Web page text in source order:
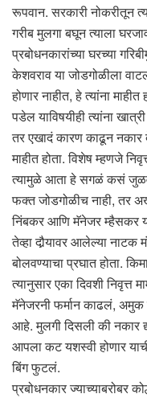
रूपवान. सरकारी नोकरीतून
गरीब मुलगा बघून त्याला
प्रबोधनकारांच्या घरच्या
केशवराव या जोडगोळीला
होणार नाहीत, हे त्यांना
पडेल याविषयीही त्यांना
तर एखादं कारण काढून नकार
माहीत होता. विशेष म्हणजे
त्यामुळे आता हे सगळं कसं
फक्त जोडगोळीच नाही, तर
निंबकर आणि मॅनेजर म्हैसकर
तेव्हा दौर्‍यावर आलेल्या नाटक
बोलवण्याचा प्रघात होता.
त्यानुसार एका दिवशी निवृत्त
मॅनेजरनी फर्मान काढलं,
आहे. मुलगी दिसली की नकार
आपला कट यशस्वी होणार
बिंग फुटलं.
प्रबोधनकार ज्याच्याबरोबर